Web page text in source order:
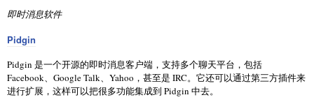
即时消息软件
Pidgin
Pidgin 是一个开源的即时消息客户端，支持多个聊天平台，包括
Facebook、Google Talk、Yahoo，甚至是 IRC。它还可以通过第三方插件来
进行扩展，这样可以把很多功能集成到 Pidgin 中去。